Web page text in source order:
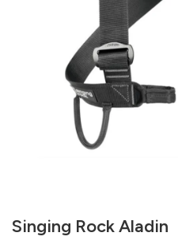
Singing Rock Aladin